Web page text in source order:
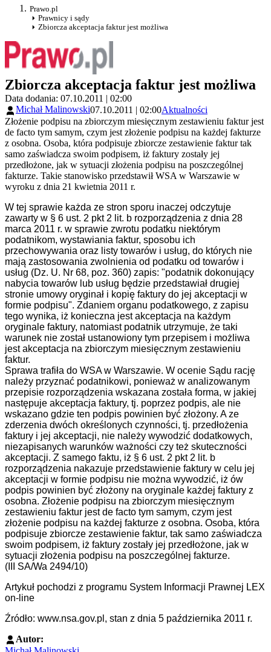
Prawo.pl
Prawnicy i sądy
Zbiorcza akceptacja faktur jest możliwa
Zbiorcza akceptacja faktur jest możliwa
Data dodania: 07.10.2011 | 02:00
Michał Malinowski07.10.2011 | 02:00Aktualności
Złożenie podpisu na zbiorczym miesięcznym zestawieniu faktur jest
de facto tym samym, czym jest złożenie podpisu na każdej fakturze
z osobna. Osoba, która podpisuje zbiorcze zestawienie faktur tak
samo zaświadcza swoim podpisem, iż faktury zostały jej
przedłożone, jak w sytuacji złożenia podpisu na poszczególnej
fakturze. Takie stanowisko przedstawił WSA w Warszawie w
wyroku z dnia 21 kwietnia 2011 r.
W tej sprawie każda ze stron sporu inaczej odczytuje
zawarty w § 6 ust. 2 pkt 2 lit. b rozporządzenia z dnia 28
marca 2011 r. w sprawie zwrotu podatku niektórym
podatnikom, wystawiania faktur, sposobu ich
przechowywania oraz listy towarów i usług, do których nie
mają zastosowania zwolnienia od podatku od towarów i
usług (Dz. U. Nr 68, poz. 360) zapis: "podatnik dokonujący
nabycia towarów lub usług będzie przedstawiał drugiej
stronie umowy oryginał i kopię faktury do jej akceptacji w
formie podpisu". Zdaniem organu podatkowego, z zapisu
tego wynika, iż konieczna jest akceptacja na każdym
oryginale faktury, natomiast podatnik utrzymuje, że taki
warunek nie został ustanowiony tym przepisem i możliwa
jest akceptacja na zbiorczym miesięcznym zestawieniu
faktur.
Sprawa trafiła do WSA w Warszawie. W ocenie Sądu rację
należy przyznać podatnikowi, ponieważ w analizowanym
przepisie rozporządzenia wskazana została forma, w jakiej
następuje akceptacja faktury, tj. poprzez podpis, ale nie
wskazano gdzie ten podpis powinien być złożony. A ze
zderzenia dwóch określonych czynności, tj. przedłożenia
faktury i jej akceptacji, nie należy wywodzić dodatkowych,
niezapisanych warunków ważności czy też skuteczności
akceptacji. Z samego faktu, iż § 6 ust. 2 pkt 2 lit. b
rozporządzenia nakazuje przedstawienie faktury w celu jej
akceptacji w formie podpisu nie można wywodzić, iż ów
podpis powinien być złożony na oryginale każdej faktury z
osobna. Złożenie podpisu na zbiorczym miesięcznym
zestawieniu faktur jest de facto tym samym, czym jest
złożenie podpisu na każdej fakturze z osobna. Osoba, która
podpisuje zbiorcze zestawienie faktur, tak samo zaświadcza
swoim podpisem, iż faktury zostały jej przedłożone, jak w
sytuacji złożenia podpisu na poszczególnej fakturze.
(III SA/Wa 2494/10)
Artykuł pochodzi z programu System Informacji Prawnej LEX
on-line
Źródło: www.nsa.gov.pl, stan z dnia 5 października 2011 r.
Autor: